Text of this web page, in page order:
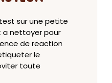
sur une petite
a nettoyer pour
de reaction
le
toute